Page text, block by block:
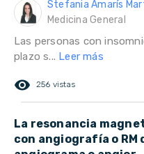
Stefania Amarís
Medicina General
Las personas con
plazo s... Leer más
remove_red_eye 256 vistas
La resonancia
con angiografía o RM